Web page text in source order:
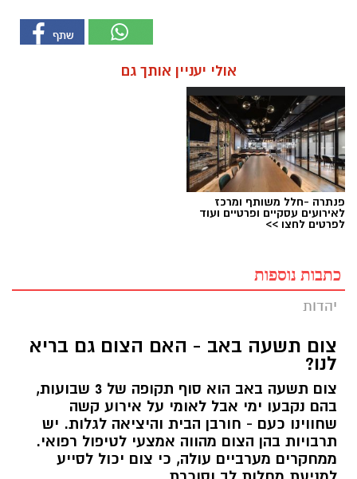
אולי יעניין אותך גם
פנתרה -חלל משותף ומרכז
לאירועים עסקיים ופרטיים ועוד
לפרטים לחצו >>
כתבות נוספות
יהדות
צום תשעה באב - האם הצום גם בריא
לנו?
צום תשעה באב הוא סוף תקופה של 3 שבועות,
בהם נקבעו ימי אבל לאומי על אירוע קשה
שחווינו כעם - חורבן הבית והיציאה לגלות. יש
תרבויות בהן הצום מהווה אמצעי לטיפול רפואי.
ממחקרים מערביים עולה, כי צום יכול לסייע